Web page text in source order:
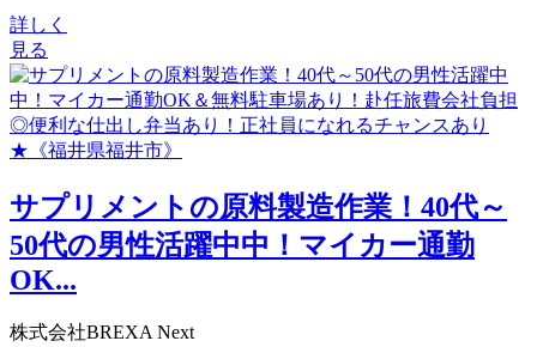
詳しく
見る
サプリメントの原料製造作業！40代～
50代の男性活躍中中！マイカー通勤
OK...
株式会社BREXA Next